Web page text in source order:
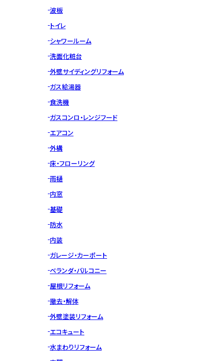
波板
トイレ
シャワールーム
洗面化粧台
外壁サイディングリフォーム
ガス給湯器
食洗機
ガスコンロ・レンジフード
エアコン
外構
床・フローリング
雨樋
内窓
基礎
防水
内装
ガレージ・カーポート
ベランダ・バルコニー
屋根リフォーム
撤去・解体
外壁塗装リフォーム
エコキュート
水まわりリフォーム